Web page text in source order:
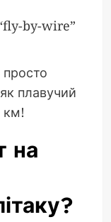
by-wire”
просто
плавучий
км!
на